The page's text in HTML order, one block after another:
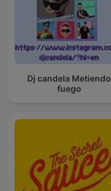
Dj candela Metiendo
fuego